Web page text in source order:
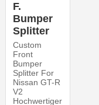
F.
Bumper
Splitter
Custom
Front
Bumper
Splitter For
Nissan GT-R
V2
Hochwertiger